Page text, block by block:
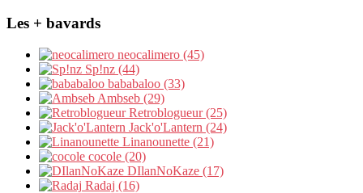
Les + bavards
neocalimero (45)
Sp!nz (44)
bababaloo (33)
Ambseb (29)
Retroblogueur (25)
Jack'o'Lantern (24)
Linanounette (21)
cocole (20)
DIlanNoKaze (17)
Radaj (16)